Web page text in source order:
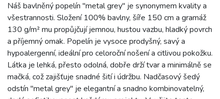
Náš bavlněný popelín "metal grey" je synonymem kvality a
všestrannosti. Složení 100% bavlny, šíře 150 cm a gramáž
130 g/m² mu propůjčují jemnou, hustou vazbu, hladký povrch
a příjemný omak. Popelín je vysoce prodyšný, savý a
hypoalergenní, ideální pro celoroční nošení a citlivou pokožku.
Látka je lehká, přesto odolná, dobře drží tvar a minimálně se
mačká, což zajišťuje snadné šití i údržbu. Nadčasový šedý
odstín "metal grey" je elegantní a snadno kombinovatelný,